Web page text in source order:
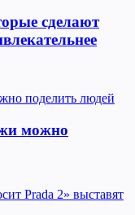
сделают
можно